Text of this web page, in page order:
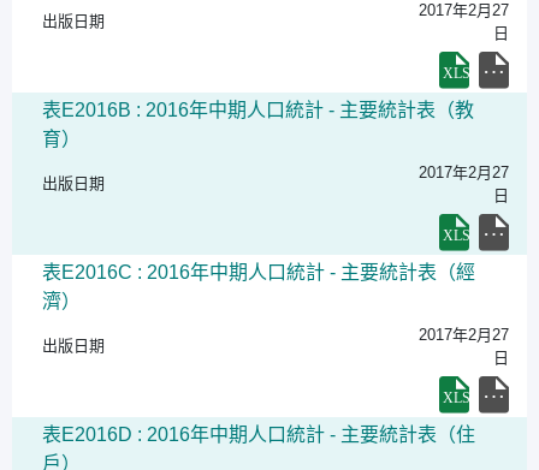
出版日期
2017年2月27
日
表E2016B : 2016年中期人口統計 - 主要統計表（教
育）
出版日期
2017年2月27
日
表E2016C : 2016年中期人口統計 - 主要統計表（經
濟）
出版日期
2017年2月27
日
表E2016D : 2016年中期人口統計 - 主要統計表（住
戶）